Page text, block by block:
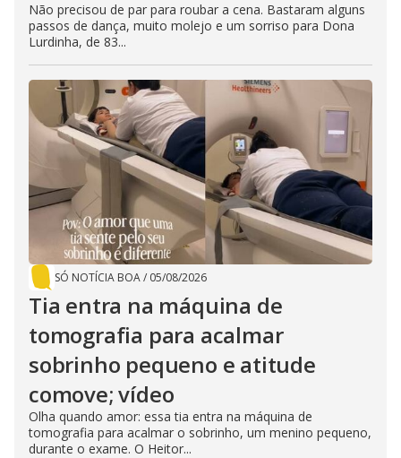
Não precisou de par para roubar a cena. Bastaram alguns
passos de dança, muito molejo e um sorriso para Dona
Lurdinha, de 83...
SÓ NOTÍCIA BOA/ 05/08/2026
Tia entra na máquina de
tomografia para acalmar
sobrinho pequeno e atitude
comove; vídeo
Olha quando amor: essa tia entra na máquina de
tomografia para acalmar o sobrinho, um menino pequeno,
durante o exame. O Heitor...